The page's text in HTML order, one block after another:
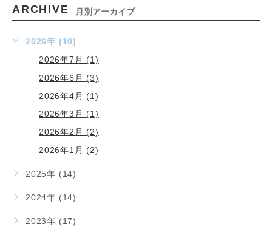
ARCHIVE 月別アーカイブ
2026年 (10)
2026年7月 (1)
2026年6月 (3)
2026年4月 (1)
2026年3月 (1)
2026年2月 (2)
2026年1月 (2)
2025年 (14)
2024年 (14)
2023年 (17)